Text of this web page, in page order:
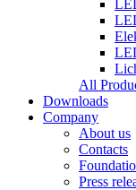
All
Downloads
Company
About us
Contacts
Press